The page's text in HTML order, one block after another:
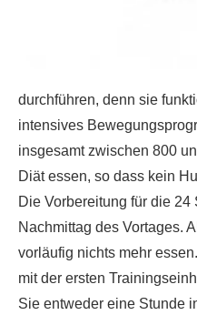
durchführen, denn sie
intensives
insgesamt zwischen 800
Diät essen, so dass kein
Die Vorbereitung für die 24
Nachmittag des Vortages.
vorläufig nichts mehr
mit der ersten
Sie entweder eine Stunde